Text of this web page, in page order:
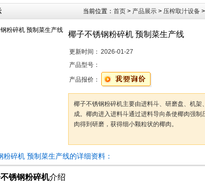
当前位置： 首页 > 产品展示 > 压榨取汁设备 >
椰子不锈钢粉碎机 预制菜生产线
更新时间： 2026-01-27
产品型号：
产品报价：
椰子不锈钢粉碎机主要由进料斗、研磨盘、机架
成。椰肉进入进料斗通过进料导向条使椰肉强制
肉得到研磨，获得细小颗粒状的椰肉。
粉碎机 预制菜生产线的详细资料：
锈钢粉碎机介绍